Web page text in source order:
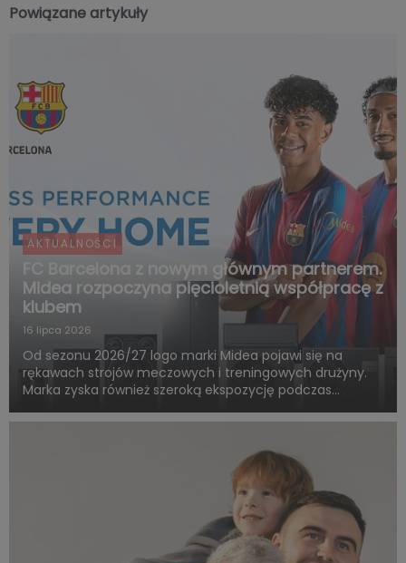
Powiązane artykuły
AKTUALNOŚCI
FC Barcelona z nowym głównym partnerem.
Midea rozpoczyna pięcioletnią współpracę z
klubem
16 lipca 2026
Od sezonu 2026/27 logo marki Midea pojawi się na
rękawach strojów meczowych i treningowych drużyny.
Marka zyska również szeroką ekspozycję podczas
współpraca obejmie także wspólne działania skierowane